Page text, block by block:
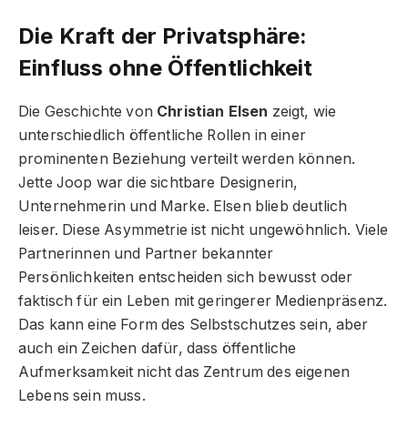
Die Kraft der Privatsphäre:
Einfluss ohne Öffentlichkeit
Die Geschichte von Christian Elsen zeigt, wie
unterschiedlich öffentliche Rollen in einer
prominenten Beziehung verteilt werden können.
Jette Joop war die sichtbare Designerin,
Unternehmerin und Marke. Elsen blieb deutlich
leiser. Diese Asymmetrie ist nicht ungewöhnlich. Viele
Partnerinnen und Partner bekannter
Persönlichkeiten entscheiden sich bewusst oder
faktisch für ein Leben mit geringerer Medienpräsenz.
Das kann eine Form des Selbstschutzes sein, aber
auch ein Zeichen dafür, dass öffentliche
Aufmerksamkeit nicht das Zentrum des eigenen
Lebens sein muss.